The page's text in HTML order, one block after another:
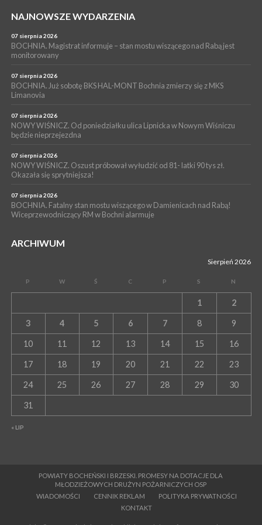
PIELGRZYMKA 2026
Z BOCHNI NA JASNĄ GÓRĘ. Drugi dzień wędrówki [ZDJĘCIA]
WYDARZENIA
NASZ NEWS. Powstał Komitet Ochrony Ładu
Przestrzennego Miasta Bochnia. To odpowiedź na działania
magistratu
NAJNOWSZE WYDARZENIA
07 sierpnia 2026
BOCHNIA. Magistrat informuje – stan mostu wiszącego nad Rabą jest
monitorowany
07 sierpnia 2026
BOCHNIA. Już sobotę BKS HAL-MONT Bochnia zmierzy się z MKS
Limanovia
07 sierpnia 2026
NOWY WIŚNICZ. Od poniedziałku ulica Lipnicka w Nowym Wiśniczu
będzie nieprzejezdna
07 sierpnia 2026
NOWY WIŚNICZ. Oszust próbował wyłudzić od 81- latki 90 tys zł.
Okazała się sprytniejsza!
07 sierpnia 2026
BOCHNIA. Fatalny stan mostu wiszącego w Damienicach nad Rabą!
Wiceprzewodniczący RM w Bochni alarmuje
ARCHIWUM
Sierpień 2026
P W Ś C P S N
« LIP
1 2
3 4 5 6 7 8 9
10 11 12 13 14 15 16
17 18 19 20 21 22 23
24 25 26 27 28 29 30
31
POWIATY BOCHEŃSKI I BRZESKI. PROMESY NA DOTACJE DLA
MŁODZIEŻOWYCH DRUŻYN POŻARNICZYCH OSP
WIADOMOŚCI
CENNIK REKLAM
POLITYKA PRYWATNOŚCI
KONTAKT